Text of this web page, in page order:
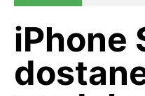
iPhone